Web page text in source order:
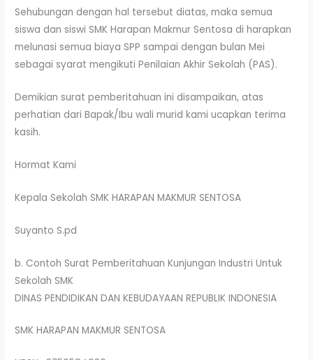
Sehubungan dengan hal tersebut diatas, maka semua
siswa dan siswi SMK Harapan Makmur Sentosa di harapkan
melunasi semua biaya SPP sampai dengan bulan Mei
sebagai syarat mengikuti Penilaian Akhir Sekolah (PAS).
Demikian surat pemberitahuan ini disampaikan, atas
perhatian dari Bapak/Ibu wali murid kami ucapkan terima
kasih.
Hormat Kami
Kepala Sekolah SMK HARAPAN MAKMUR SENTOSA
Suyanto S.pd
b. Contoh Surat Pemberitahuan Kunjungan Industri Untuk
Sekolah SMK
DINAS PENDIDIKAN DAN KEBUDAYAAN REPUBLIK INDONESIA
SMK HARAPAN MAKMUR SENTOSA